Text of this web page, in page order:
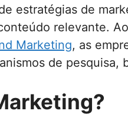
estratégias de
relevante.
Marketing, as
de pesquisa,